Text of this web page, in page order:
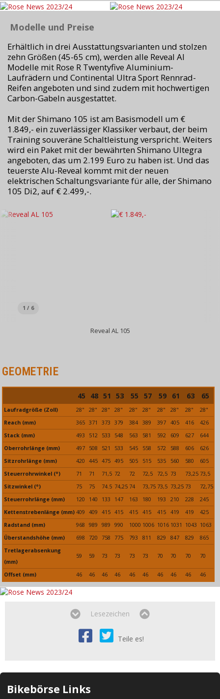
Modelle und Preise
Erhältlich in drei Ausstattungsvarianten und stolzen
zehn Größen (45-65 cm), werden alle Reveal Al
Modelle mit Rose R Twentyfive Aluminium-
Laufrädern und Continental Ultra Sport Rennrad-
Reifen angeboten und sind zudem mit hochwertigen
Carbon-Gabeln ausgestattet.
Mit der Shimano 105 ist am Basismodell um €
1.849,- ein zuverlässiger Klassiker verbaut, der beim
Training souveräne Schaltleistung verspricht. Weiters
wird ein Paket mit der bewährten Shimano Ultegra
angeboten, das um 2.199 Euro zu haben ist. Und das
teuerste Alu-Reveal kommt mit der neuen
elektrischen Schaltungsvariante für alle, der Shimano
105 Di2, auf € 2.499,-.
1 / 6
Reveal AL 105
GEOMETRIE
45 48 51 53 55 57 59 61 63 65
Laufradgröße (Zoll) 28" 28" 28" 28" 28" 28" 28" 28" 28"
28"
Reach (mm)
365 371 373 379 384 389 397 405 416
426
Stack (mm)
493 512 533 548 563 581 592 609 627
644
Oberrohrlänge (mm)
497 508 521 533 545 558 572 588 606
626
Sitzrohrlänge (mm)
420 445 475 495 505 515 535 560 580
605
Steuerrohrwinkel (°)
71 71 71,5 72 72 72,5 72,5 73 73,25 73,5
Sitzwinkel (°)
75 75 74.5 74,25 74 73,75 73,5 73,25 73
72,75
Steuerrohrlänge (mm)
120 140 133 147 163 180 193 210 228
245
Kettenstrebenlänge (mm) 409 409 415 415 415 415 415 419 419
425
Radstand (mm)
968 989 989 990 1000 1006 1016 1031 1043 1063
Überstandshöhe (mm)
698 720 758 775 793 811 829 847 829
865
Tretlagerabsenkung
(mm)
59 59 73 73 73 73 70 70 70 70
Offset (mm) 46 46 46 46 46 46 46 46 46 46
Lesezeichen
Teile es!
Bikebörse Links